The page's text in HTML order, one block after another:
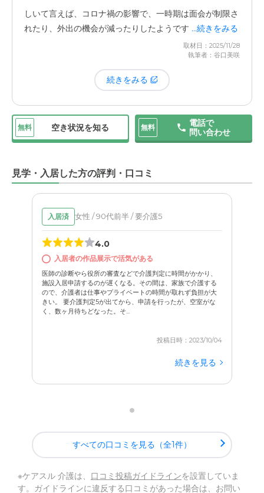
施設に入居した最大のメリットは、
集団生活の中で規則正
しい生活を確立できたこと
です。自宅では困難だった食事
身体的な健康が取り戻されたことが、他の全ての良い変化
しいて言えば、コロナ禍の影響で、一時期は面会が制限さ
れたり、外出の機会が減ったりしたようです。母自身も、
外へ出る活動は以前ほど多くはないと話していましたが、
これは感染症対策という背景もあるため、仕方のないこと
だと理解しています。
...続きをみる
取材日：2025/11/28
執筆者：谷口美咲
続きをみる
無料 空き状況を知る 無料
電話で
問い合わせ
見学・入居した方の評判・口コミ
入居済 女性 / 90代前半 / 要介護5
4.0
入居者の作品展示で活気がある
医師の診断やら役所の審査などで介護判定に時間がかかり、
施設入居申請するのが遅くなる。その間は、家族で介護する
ので、介護者は仕事やプライベートの時間が取れず負担が大
きい。 要介護判定5が出てから、申請を行ったが、空室がな
く、数ヶ月待ちどなった。そ...
投稿日時：2023/10/04
続きを見る
すべての口コミを見る（全1件）
※ケアスル 介護は、 口コミ投稿ガイドラインを設置していま
す。ガイドラインに違反する口コミがあった場合は、お問い